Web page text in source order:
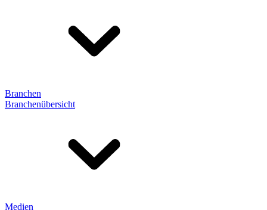
Branchen
Branchenübersicht
Medien